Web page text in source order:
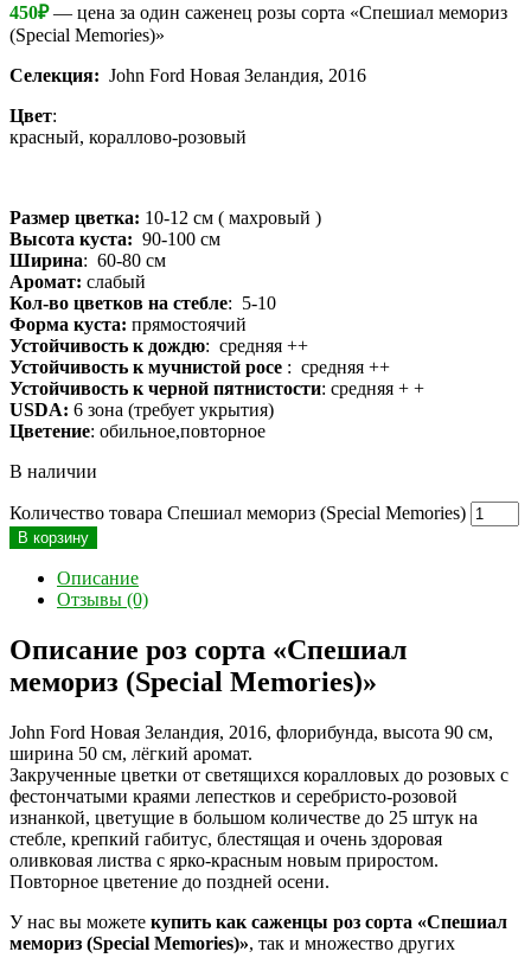
450₽— цена за один саженец розы сорта «Спешиал мемориз
(Special Memories)»
Селекция: John Ford Новая Зеландия, 2016
Цвет:
красный, кораллово-розовый
Размер цветка: 10-12 см ( махровый )
Высота куста: 90-100 см
Ширина: 60-80 см
Аромат: слабый
Кол-во цветков на стебле: 5-10
Форма куста: прямостоячий
Устойчивость к дождю: средняя ++
Устойчивость к мучнистой росе : средняя ++
Устойчивость к черной пятнистости: средняя + +
USDA: 6 зона (требует укрытия)
Цветение: обильное,повторное
В наличии
Количество товара Спешиал мемориз (Special Memories)
В корзину
Описание
Отзывы (0)
Описание роз сорта «Спешиал
мемориз (Special Memories)»
John Ford Новая Зеландия, 2016, флорибунда, высота 90 см,
ширина 50 см, лёгкий аромат.
Закрученные цветки от светящихся коралловых до розовых с
фестончатыми краями лепестков и серебристо-розовой
изнанкой, цветущие в большом количестве до 25 штук на
стебле, крепкий габитус, блестящая и очень здоровая
оливковая листва с ярко-красным новым приростом.
Повторное цветение до поздней осени.
У нас вы можете купить как саженцы роз сорта «Спешиал
мемориз (Special Memories)», так и множество других